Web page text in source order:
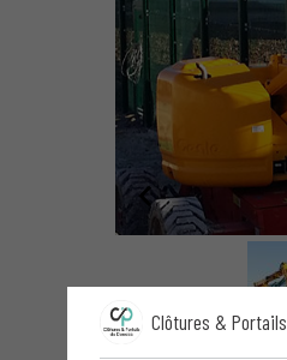
Clôtures & Portails